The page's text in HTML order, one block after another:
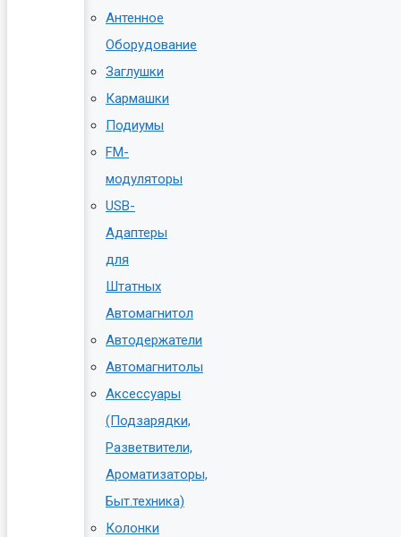
Антенное
Оборудование
Заглушки
Кармашки
Подиумы
FM-
модуляторы
USB-
Адаптеры
для
Штатных
Автомагнитол
Автодержатели
Автомагнитолы
Аксессуары
(Подзарядки,
Разветвители,
Ароматизаторы,
Быт.техника)
Колонки